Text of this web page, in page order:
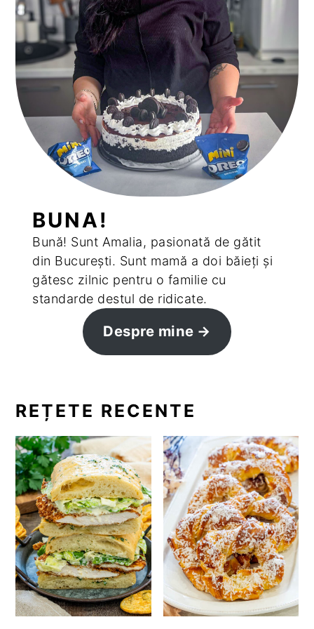
BUNA!
Bună! Sunt Amalia, pasionată de gătit
din București. Sunt mamă a doi băieți și
gătesc zilnic pentru o familie cu
standarde destul de ridicate.
Despre mine
REȚETE RECENTE